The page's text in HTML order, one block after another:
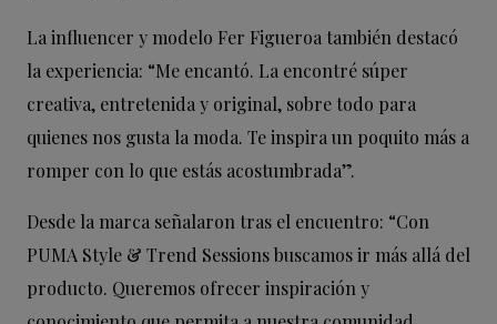
La influencer y modelo Fer Figueroa también destacó
la experiencia: “Me encantó. La encontré súper
creativa, entretenida y original, sobre todo para
quienes nos gusta la moda. Te inspira un poquito más a
romper con lo que estás acostumbrada”.
Desde la marca señalaron tras el encuentro: “Con
PUMA Style & Trend Sessions buscamos ir más allá del
producto. Queremos ofrecer inspiración y